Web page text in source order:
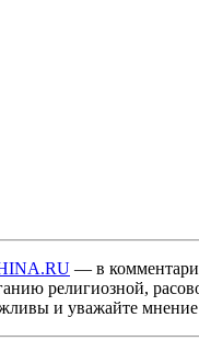
— в
религиозной,
и уважайте